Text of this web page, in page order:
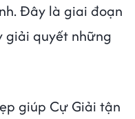
Đây là giai đoạn
giải quyết những
giúp Cự Giải tận